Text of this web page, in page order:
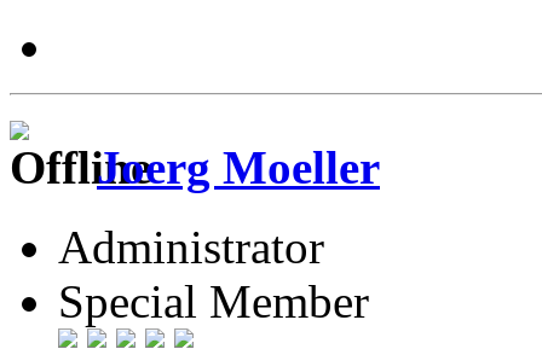
Joerg Moeller
Administrator
Special Member